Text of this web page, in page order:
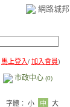
網路城邦
馬上登入/ 加入會員)
市政中心 (0)
字體： 小 中 大